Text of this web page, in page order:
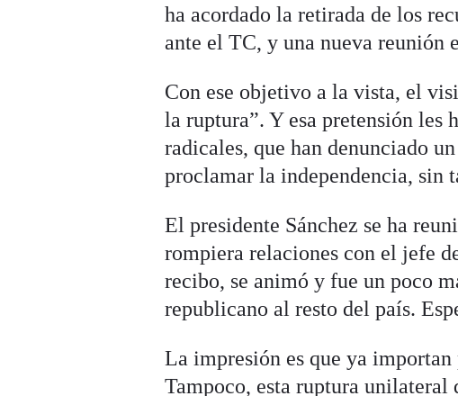
ha acordado la retirada de los
ante el TC, y una nueva reunión
Con ese objetivo a la vista, el
la ruptura”. Y esa pretensión les
radicales, que han denunciado
proclamar la independencia, sin
El presidente Sánchez se ha
rompiera relaciones con el jefe
recibo, se animó y fue un poco
republicano al resto del país.
La impresión es que ya importan
Tampoco, esta ruptura unilateral